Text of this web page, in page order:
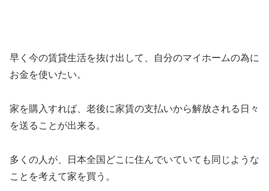
早く今の賃貸生活を抜け出して、自分のマイホームの為に
お金を使いたい。
家を購入すれば、老後に家賃の支払いから解放される日々
を送ることが出来る。
多くの人が、日本全国どこに住んでいていても同じような
ことを考えて家を買う。